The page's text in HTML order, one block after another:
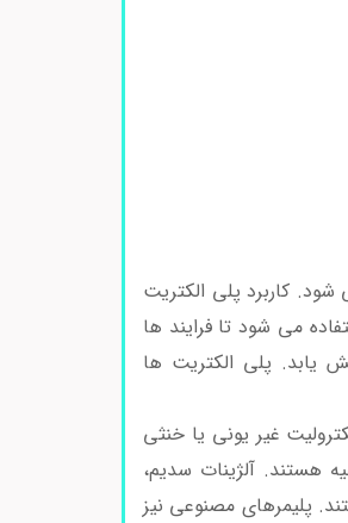
کاربرد پلی الکتریت
می شود تا فرایند ها
یابد. پلی الکتریت ها
غیر یونی یا خنثی
هستند. آلژینات سدیم،
پلیمرهای مصنوعی نیز